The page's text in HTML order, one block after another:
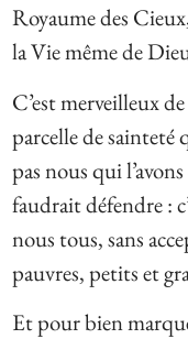
Royaume des
la Vie même de
C’est merveilleux
parcelle de sainteté
pas nous qui
faudrait défendre :
nous tous, sans
pauvres, petits et
Et pour bien